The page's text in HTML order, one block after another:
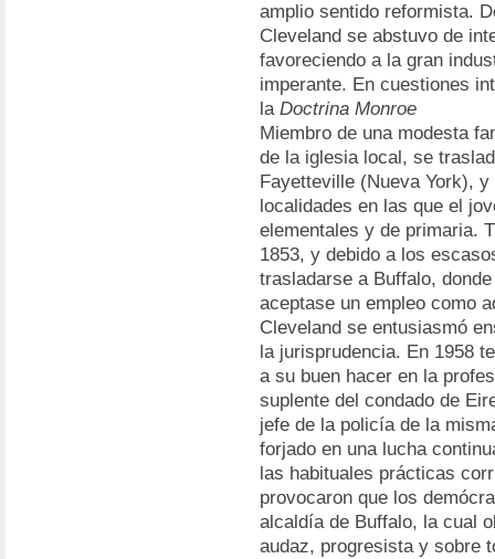
amplio sentido reformista.
Cleveland se abstuvo de
favoreciendo a la gran
imperante. En cuestiones
la Doctrina Monroe
Miembro de una modesta
de la iglesia local, se
Fayetteville (Nueva York),
localidades en las que el
elementales y de primaria.
1853, y debido a los
trasladarse a Buffalo,
aceptase un empleo como
Cleveland se entusiasmó
la jurisprudencia. En 1958
a su buen hacer en la
suplente del condado de
jefe de la policía de la
forjado en una lucha
las habituales prácticas
provocaron que los
alcaldía de Buffalo, la cual
audaz, progresista y sobre